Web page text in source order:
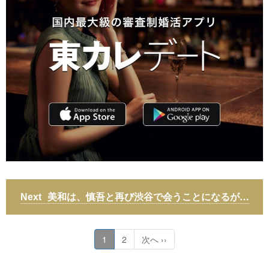
美和は、慎吾と再び渋谷で会うことになるが…
1 2 次へ ››